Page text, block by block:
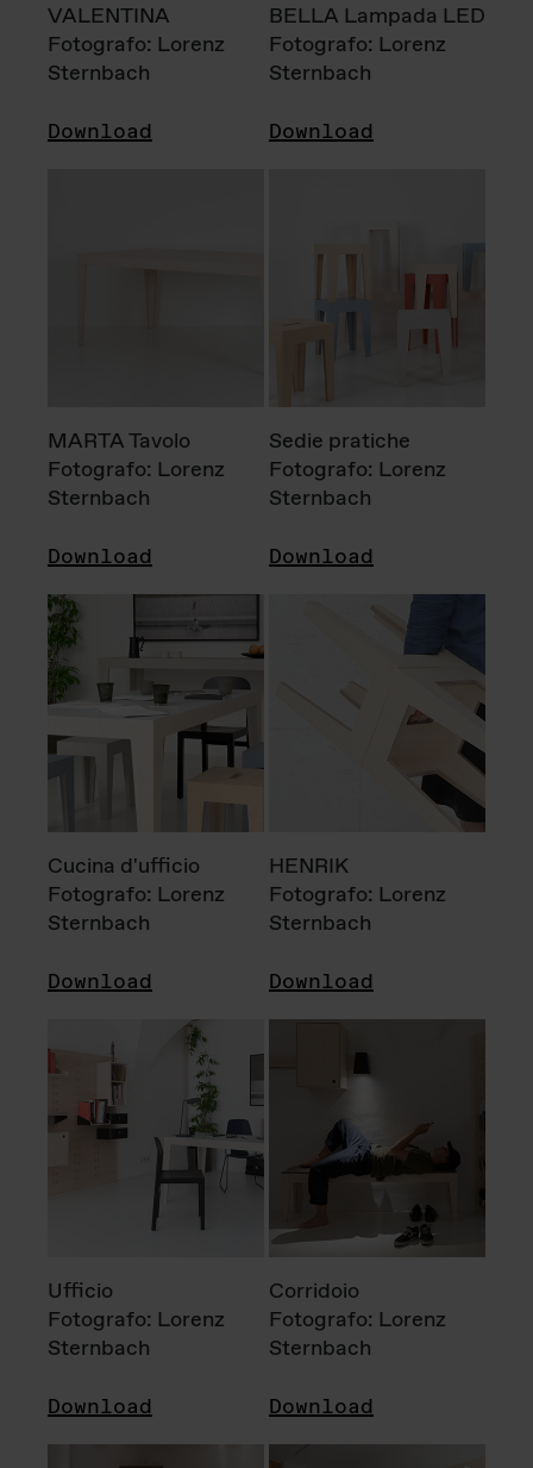
VALENTINA
Fotografo: Lorenz
Sternbach
Download
BELLA Lampada LED
Fotografo: Lorenz
Sternbach
Download
MARTA Tavolo
Fotografo: Lorenz
Sternbach
Download
Sedie pratiche
Fotografo: Lorenz
Sternbach
Download
Cucina d'ufficio
Fotografo: Lorenz
Sternbach
Download
HENRIK
Fotografo: Lorenz
Sternbach
Download
Ufficio
Fotografo: Lorenz
Sternbach
Download
Corridoio
Fotografo: Lorenz
Sternbach
Download